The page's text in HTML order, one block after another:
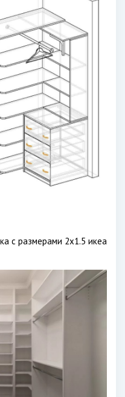
с размерами 2х1.5 икеа